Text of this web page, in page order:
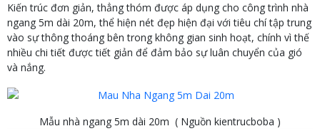
Kiến trúc đơn giản, thẳng thóm được áp dụng cho công trình nhà
ngang 5m dài 20m, thể hiện nét đẹp hiện đại với tiêu chí tập trung
vào sự thông thoáng bên trong không gian sinh hoạt, chính vì thế
nhiều chi tiết được tiết giản để đảm bảo sự luân chuyển của gió
và nắng.
Mẫu nhà ngang 5m dài 20m ( Nguồn kientrucboba )